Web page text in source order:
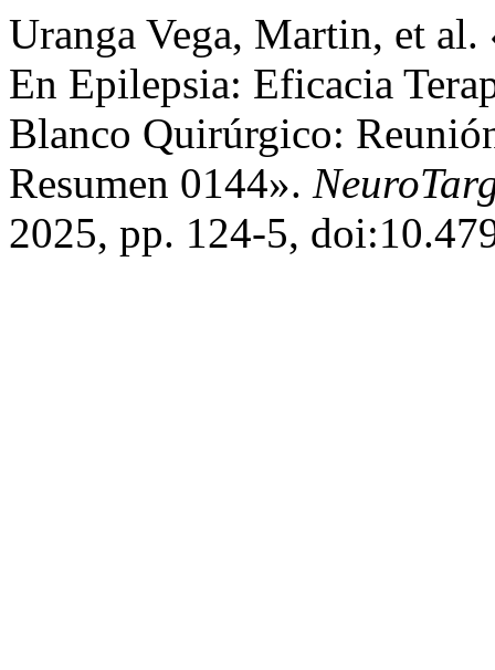
Uranga Vega, Martin, et
En Epilepsia: Eficacia
Blanco Quirúrgico:
Resumen 0144».
2025, pp. 124-5,